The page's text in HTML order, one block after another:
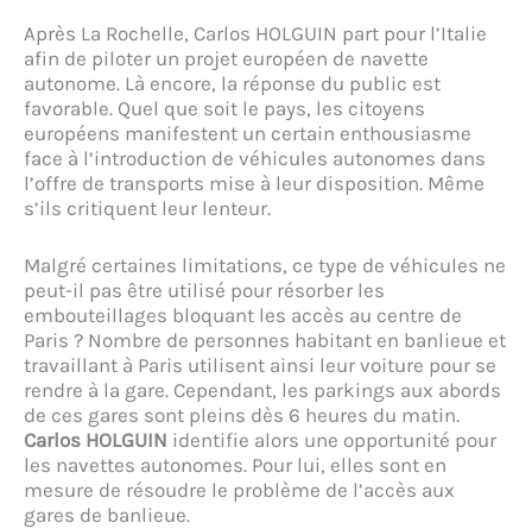
Après La Rochelle, Carlos HOLGUIN part pour l’Italie
afin de piloter un projet européen de navette
autonome. Là encore, la réponse du public est
favorable. Quel que soit le pays, les citoyens
européens manifestent un certain enthousiasme
face à l’introduction de véhicules autonomes dans
l’offre de transports mise à leur disposition. Même
s’ils critiquent leur lenteur.
Malgré certaines limitations, ce type de véhicules ne
peut-il pas être utilisé pour résorber les
embouteillages bloquant les accès au centre de
Paris ? Nombre de personnes habitant en banlieue et
travaillant à Paris utilisent ainsi leur voiture pour se
rendre à la gare. Cependant, les parkings aux abords
de ces gares sont pleins dès 6 heures du matin.
Carlos HOLGUIN identifie alors une opportunité pour
les navettes autonomes. Pour lui, elles sont en
mesure de résoudre le problème de l’accès aux
gares de banlieue.